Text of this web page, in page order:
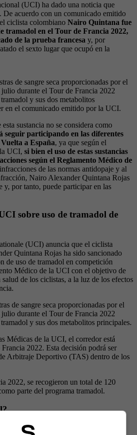
(UCI) ha dado una noticia que
De acuerdo con un comunicado emitido
ciclista colombiano Nairo Quintana fue
tramadol en el Tour de Francia 2022,
de la prueba francesa y, por
el sexto lugar que ocupó en la
de sangre seca proporcionadas por el
durante el Tour de Francia 2022
y sus dos metabolitos
en el comunicado emitido por la UCI.
sustancia no se considera como
seguir participando en las diferentes
a España, ya que según el
UCI, si bien el uso de estas sustancias
según el Reglamento Médico de
de las normas antidopaje y al
Nairo Alexander Quintana Rojas
y, por tanto, puede participar en las
sobre uso de tramadol de
(UCI) anuncia que el ciclista
Quintana Rojas ha sido sancionado
de uso de tramadol en competición
Médico de la UCI con el objetivo de
de los ciclistas, a la luz de los efectos
de sangre seca proporcionadas por el
durante el Tour de Francia 2022
y sus dos metabolitos principales.
Médicas de la UCI, el corredor está
2022. Esta decisión podrá ser
Arbitraje Deportivo (TAS) dentro de los
2022, se recogieron un total de 120
parte del programa tramadol.
opioide